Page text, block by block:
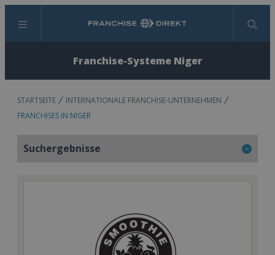
Menü Suchen
Franchise-Systeme Niger
STARTSEITE
INTERNATIONALE FRANCHISE-UNTERNEHMEN
FRANCHISES IN NIGER
Suchergebnisse